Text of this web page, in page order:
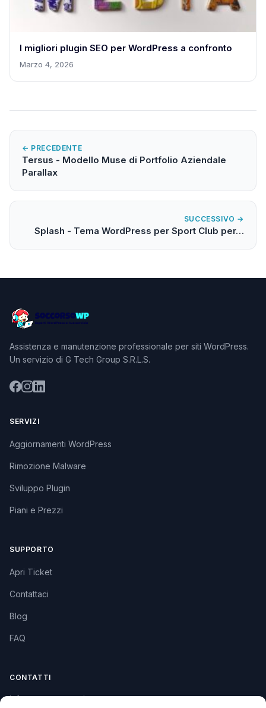
I migliori plugin SEO per WordPress a confronto
Marzo 4, 2026
← PRECEDENTE
Tersus - Modello Muse di Portfolio Aziendale
Parallax
SUCCESSIVO →
Splash - Tema WordPress per Sport Club per…
Assistenza e manutenzione professionale per siti WordPress.
Un servizio di G Tech Group S.R.L.S.
SERVIZI
Aggiornamenti WordPress
Rimozione Malware
Sviluppo Plugin
Piani e Prezzi
SUPPORTO
Apri Ticket
Contattaci
Blog
FAQ
CONTATTI
info@soccorsowp.it